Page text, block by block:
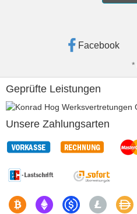
Facebook
*
Geprüfte Leistungen
Unsere Zahlungsarten